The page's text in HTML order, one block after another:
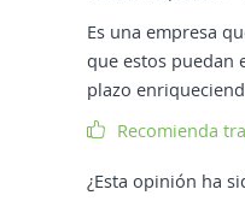
Es una empresa
que estos puedan
plazo
Recomienda
¿Esta opinión ha